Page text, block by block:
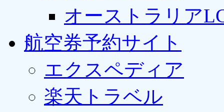
オーストラリア
航空券予約サイト
エクスペディア
楽天トラベル